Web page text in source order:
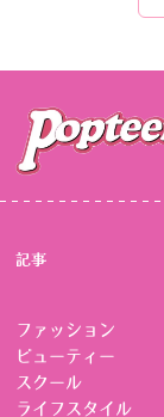
記事
ファッション
ビューティー
スクール
ライフスタイル